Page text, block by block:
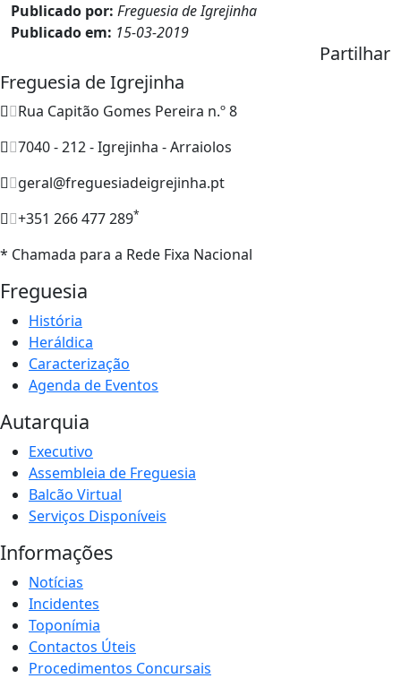
Publicado por: Freguesia de Igrejinha
Publicado em: 15-03-2019
Partilhar
Freguesia de Igrejinha
Rua Capitão Gomes Pereira n.º 8
7040 - 212 - Igrejinha - Arraiolos
geral@freguesiadeigrejinha.pt
+351 266 477 289*
* Chamada para a Rede Fixa Nacional
Freguesia
História
Heráldica
Caracterização
Agenda de Eventos
Autarquia
Executivo
Assembleia de Freguesia
Balcão Virtual
Serviços Disponíveis
Informações
Notícias
Incidentes
Toponímia
Contactos Úteis
Procedimentos Concursais